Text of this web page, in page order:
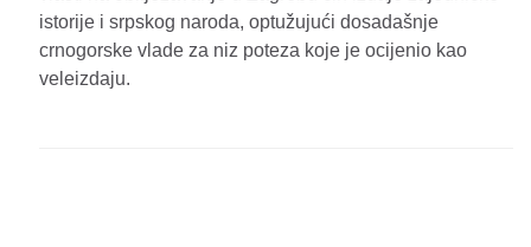
istorije i srpskog naroda, optužujući dosadašnje
crnogorske vlade za niz poteza koje je ocijenio kao
veleizdaju.